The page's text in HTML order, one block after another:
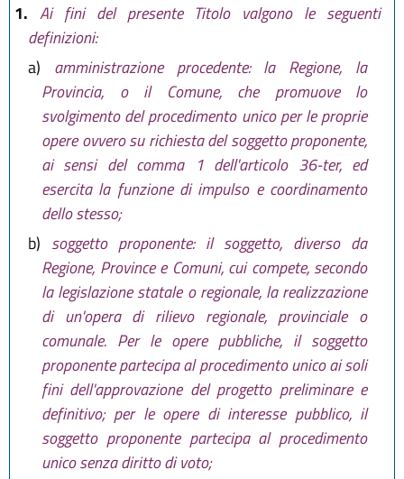
1. Ai fini del presente Titolo valgono le seguenti
definizioni:
a)
amministrazione procedente: la Regione, la
Provincia, o il Comune, che promuove lo
svolgimento del procedimento unico per le proprie
opere ovvero su richiesta del soggetto proponente,
ai sensi del comma 1 dell'articolo 36-ter, ed
esercita la funzione di impulso e coordinamento
dello stesso;
b) soggetto proponente: il soggetto, diverso da
Regione, Province e Comuni, cui compete, secondo
la legislazione statale o regionale, la realizzazione
di un'opera di rilievo regionale, provinciale o
comunale. Per le opere pubbliche, il soggetto
proponente partecipa al procedimento unico ai soli
fini dell'approvazione del progetto preliminare e
definitivo; per le opere di interesse pubblico, il
soggetto proponente partecipa al procedimento
unico senza diritto di voto;